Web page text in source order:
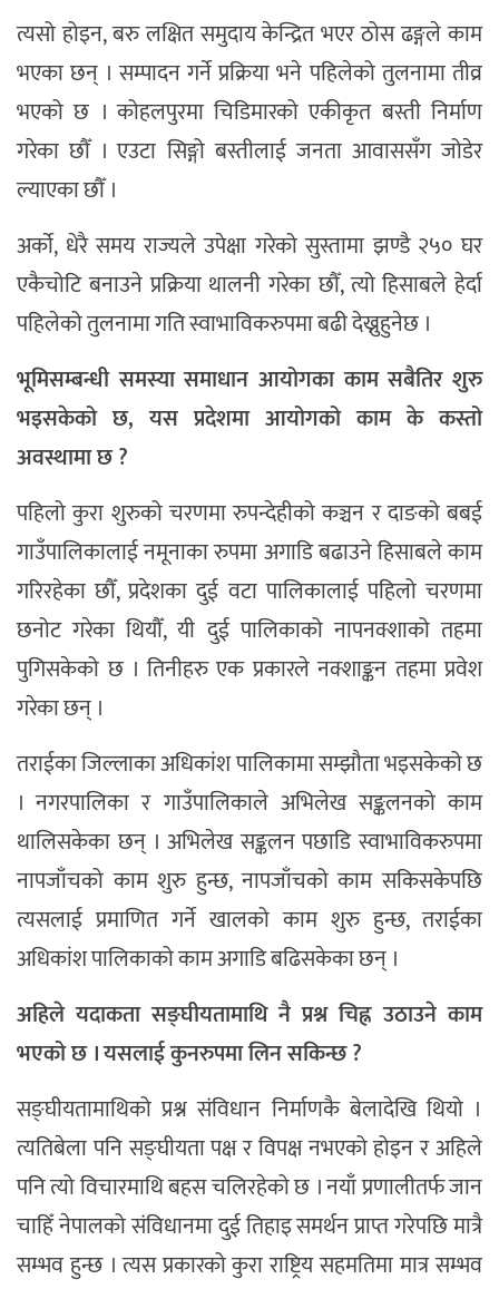
त्यसो होइन, बरु लक्षित समुदाय केन्द्रित भएर ठोस ढङ्गले काम
भएका छन् । सम्पादन गर्ने प्रक्रिया भने पहिलेको तुलनामा तीव्र
भएको छ । कोहलपुरमा चिडिमारको एकीकृत बस्ती निर्माण
गरेका छौँ । एउटा सिङ्गो बस्तीलाई जनता आवाससँग जोडेर
ल्याएका छौँ ।
अर्काे, धेरै समय राज्यले उपेक्षा गरेको सुस्तामा झण्डै २५० घर
एकैचोटि बनाउने प्रक्रिया थालनी गरेका छौँ, त्यो हिसाबले हेर्दा
पहिलेको तुलनामा गति स्वाभाविकरुपमा बढी देख्नुहुनेछ ।
भूमिसम्बन्धी समस्या समाधान आयोगका काम सबैतिर शुरु
भइसकेको छ, यस प्रदेशमा आयोगको काम के कस्तो
अवस्थामा छ ?
पहिलो कुरा शुरुको चरणमा रुपन्देहीको कञ्चन र दाङको बबई
गाउँपालिकालाई नमूनाका रुपमा अगाडि बढाउने हिसाबले काम
गरिरहेका छौँ, प्रदेशका दुई वटा पालिकालाई पहिलो चरणमा
छनोट गरेका थियौँ, यी दुई पालिकाको नापनक्शाको तहमा
पुगिसकेको छ । तिनीहरु एक प्रकारले नक्शाङ्कन तहमा प्रवेश
गरेका छन् ।
तराईका जिल्लाका अधिकांश पालिकामा सम्झौता भइसकेको छ
। नगरपालिका र गाउँपालिकाले अभिलेख सङ्कलनको काम
थालिसकेका छन् । अभिलेख सङ्कलन पछाडि स्वाभाविकरुपमा
नापजाँचको काम शुरु हुन्छ, नापजाँचको काम सकिसकेपछि
त्यसलाई प्रमाणित गर्ने खालको काम शुरु हुन्छ, तराईका
अधिकांश पालिकाको काम अगाडि बढिसकेका छन् ।
अहिले यदाकता सङ्घीयतामाथि नै प्रश्न चिह्न उठाउने काम
भएको छ । यसलाई कुनरुपमा लिन सकिन्छ ?
सङ्घीयतामाथिको प्रश्न संविधान निर्माणकै बेलादेखि थियो ।
त्यतिबेला पनि सङ्घीयता पक्ष र विपक्ष नभएको होइन र अहिले
पनि त्यो विचारमाथि बहस चलिरहेको छ । नयाँ प्रणालीतर्फ जान
चाहिँ नेपालको संविधानमा दुई तिहाइ समर्थन प्राप्त गरेपछि मात्रै
सम्भव हुन्छ । त्यस प्रकारको कुरा राष्ट्रिय सहमतिमा मात्र सम्भव